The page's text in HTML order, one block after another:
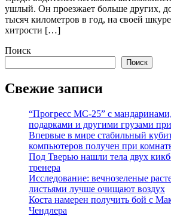
ушлый. Он проезжает больше других,
тысяч километров в год, на своей
хитрости […]
Поиск
Поиск
Свежие записи
“Прогресс МС-25” с
подарками и другими грузами
Впервые в мире стабильный
компьютеров получен при
Под Тверью нашли тела двух
тренера
Исследование: вечнозеленые
листьями лучше очищают воздух
Коста намерен получить бой с
Чендлера